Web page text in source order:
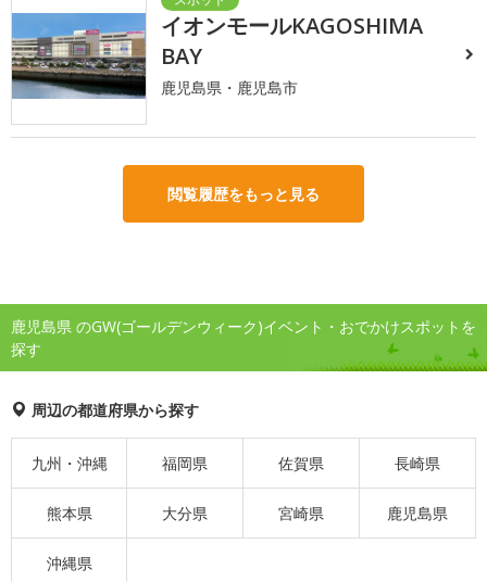
イオンモールKAGOSHIMA
BAY
鹿児島県・鹿児島市
閲覧履歴をもっと見る
鹿児島県 のGW(ゴールデンウィーク)イベント・おでかけスポットを
探す
周辺の都道府県から探す
九州・沖縄 福岡県 佐賀県 長崎県
熊本県 大分県 宮崎県 鹿児島県
沖縄県